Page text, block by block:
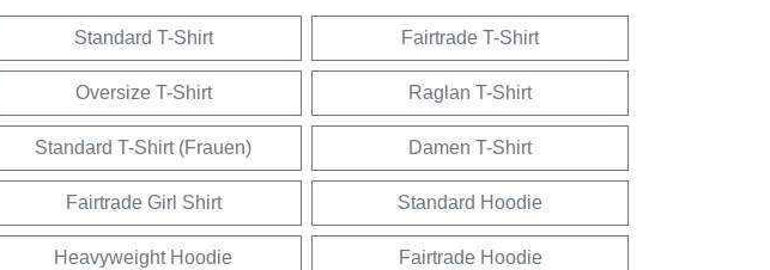
Standard T-Shirt Fairtrade T-Shirt
Oversize T-Shirt Raglan T-Shirt
Standard T-Shirt (Frauen) Damen T-Shirt
Fairtrade Girl Shirt Standard Hoodie
Heavyweight Hoodie Fairtrade Hoodie